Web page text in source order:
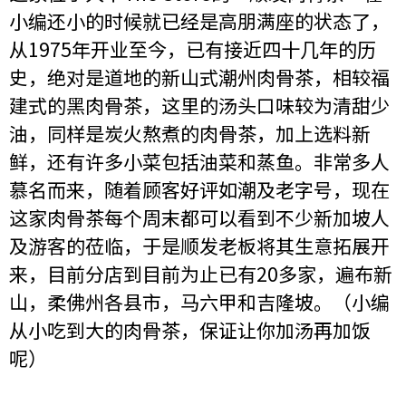
小编还小的时候就已经是高朋满座的状态了，
从1975年开业至今，已有接近四十几年的历
史，绝对是道地的新山式潮州肉骨茶，相较福
建式的黑肉骨茶，这里的汤头口味较为清甜少
油，同样是炭火熬煮的肉骨茶，加上选料新
鲜，还有许多小菜包括油菜和蒸鱼。非常多人
慕名而来，随着顾客好评如潮及老字号，现在
这家肉骨茶每个周末都可以看到不少新加坡人
及游客的莅临，于是顺发老板将其生意拓展开
来，目前分店到目前为止已有20多家，遍布新
山，柔佛州各县市，马六甲和吉隆坡。（小编
从小吃到大的肉骨茶，保证让你加汤再加饭
呢）